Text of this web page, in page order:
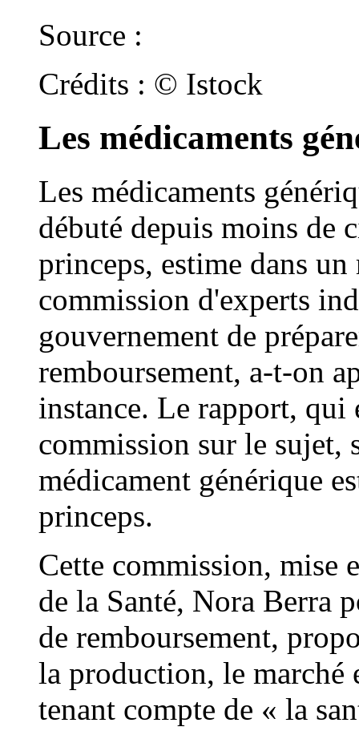
Source :
Crédits : © Istock
Les médicaments
Les médicaments
débuté depuis moins de
princeps, estime dans
commission d'experts
gouvernement de
remboursement, a-t-on
instance. Le rapport, qui
commission sur le sujet,
médicament générique
princeps.
Cette commission, mise
de la Santé, Nora Berra
de remboursement,
la production, le marché
tenant compte de « la